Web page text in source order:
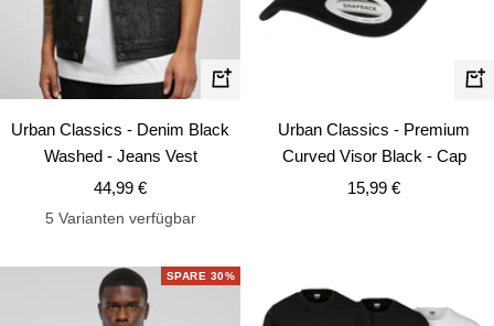
Schnellansicht
Urban Classics - Denim Black
Washed - Jeans Vest
Angebotspreis
44,99 €
5 Varianten verfügbar
In
Urban Classics - Premium
Curved Visor Black - Cap
Angebotspreis
15,99 €
SPARE 30%